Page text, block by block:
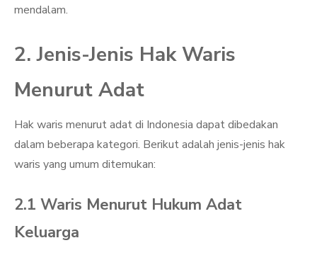
mendalam.
2. Jenis-Jenis Hak Waris
Menurut Adat
Hak waris menurut adat di Indonesia dapat dibedakan
dalam beberapa kategori. Berikut adalah jenis-jenis hak
waris yang umum ditemukan:
2.1 Waris Menurut Hukum Adat
Keluarga